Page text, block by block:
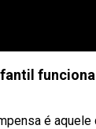
funciona
é